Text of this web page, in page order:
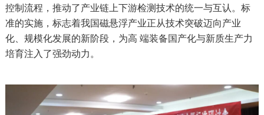
控制流程，推动了产业链上下游检测技术的统一与互认。标
准的实施，标志着我国磁悬浮产业正从技术突破迈向产业
化、规模化发展的新阶段，为高 端装备国产化与新质生产力
培育注入了强劲动力。